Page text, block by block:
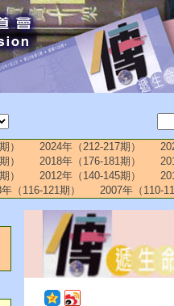
） 2024年（212-217期）
） 2018年（176-181期）
） 2012年（140-145期）
（116-121期）
2007年（110-